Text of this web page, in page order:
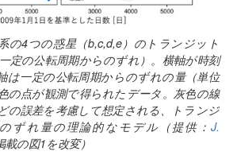
の4つの惑星（b,c,d,e）のトランジット
定の公転周期からのずれ）。横軸が時刻
は一定の公転周期からのずれの量（単位
の点が観測で得られたデータ。灰色の線
の誤差を考慮して想定される、トランジ
ずれ量の理論的なモデル（提供： J.
載の図1を改変）